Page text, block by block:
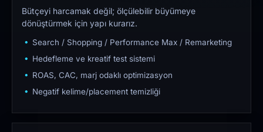
Bütçeyi harcamak değil; ölçülebilir büyümeye
dönüştürmek için yapı kurarız.
Search / Shopping / Performance Max / Remarketing
Hedefleme ve kreatif test sistemi
ROAS, CAC, marj odaklı optimizasyon
Negatif kelime/placement temizliği